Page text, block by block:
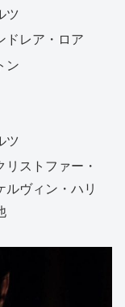
ツ
ドレア・ロア
ン
ツ
ストファー・
ルヴィン・ハリ